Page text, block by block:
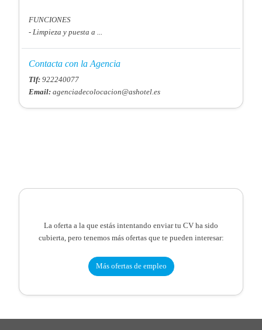
FUNCIONES
- Limpieza y puesta a ...
Contacta con la Agencia
Tlf: 922240077
Email: agenciadecolocacion@ashotel.es
La oferta a la que estás intentando enviar tu CV ha sido
cubierta, pero tenemos más ofertas que te pueden interesar:
Más ofertas de empleo